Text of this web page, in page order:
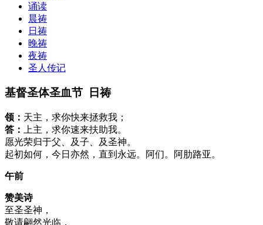
诵读
晨祷
日祷
晚祷
夜祷
圣人传记
基督圣体圣血节 日祷
领： 天主，求你快来拯救我；
答：
上主，求你速来扶助我。
愿光荣归于父、及子、及圣神。
起初如何，今日亦然，直到永远。阿们。阿肋路亚。
午前
赞美诗
至圣圣神，
敬请翩然光临，